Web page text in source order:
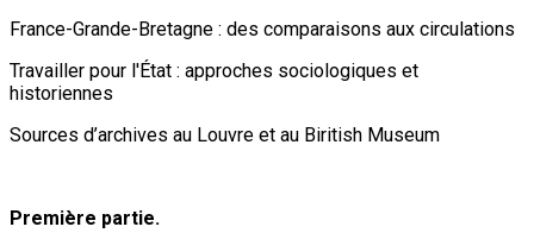
France-Grande-Bretagne : des comparaisons aux circulations
Travailler pour l'État : approches sociologiques et
historiennes
Sources d’archives au Louvre et au Biritish Museum
Première partie.